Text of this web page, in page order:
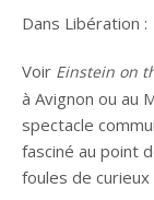
Dans Libération :
Voir Einstein on
à Avignon ou au
spectacle
fasciné au point
foules de curieux